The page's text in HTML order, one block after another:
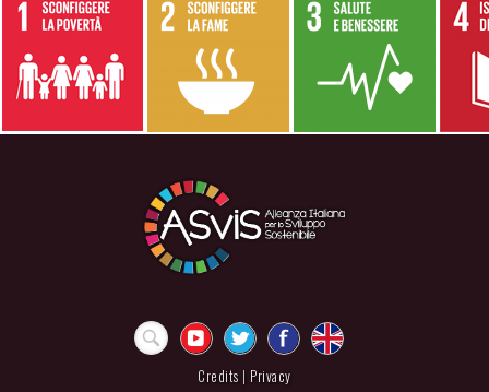
Credits | Privacy